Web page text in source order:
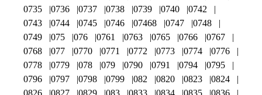
0735
0736 0737 0738 0739 0740
0742
0743
0744 0745 0746 07468 0747
0748
0749
075 076 0761 0763 0765 0766
0767
0768
077 0770 0771 0772 0773 0774
0776
0778
0779 078 079 0790 0791 0794
0795
0796
0797 0798 0799 082 0820 0823
0824